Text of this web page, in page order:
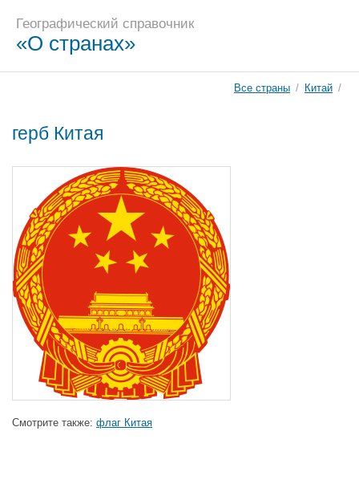
Географический справочник
«О странах»
Все страны / Китай /
герб Китая
Смотрите также: флаг Китая